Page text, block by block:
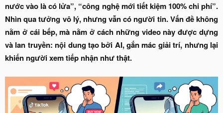
nước vào là có lửa”, “công nghệ mới tiết kiệm 100% chi phí”.
Nhìn qua tưởng vô lý, nhưng vẫn có người tin. Vấn đề không
nằm ở cái bếp, mà nằm ở cách những video này được dựng
và lan truyền: nội dung tạo bởi AI, gắn mác giải trí, nhưng lại
khiến người xem tiếp nhận như thật.